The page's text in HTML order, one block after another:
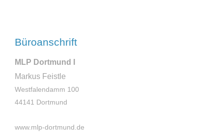
Büroanschrift
MLP Dortmund I
Markus Feistle
Westfalendamm 100
44141 Dortmund
www.mlp-dortmund.de